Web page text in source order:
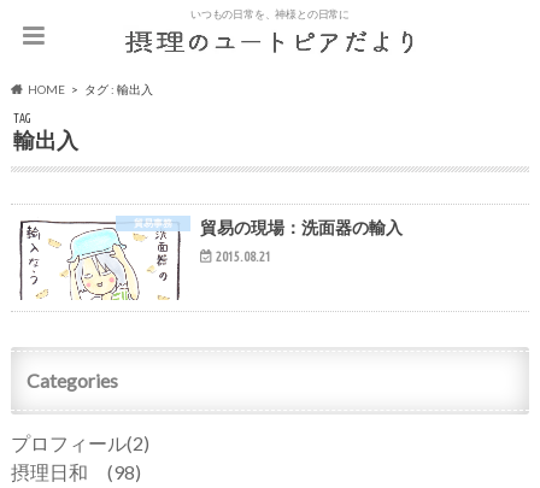
いつもの日常を、神様との日常に
HOME タグ : 輸出入
TAG
輸出入
貿易事務 貿易の現場：洗面器の輸入
2015.08.21
Categories
プロフィール(2)
摂理日和 (98)